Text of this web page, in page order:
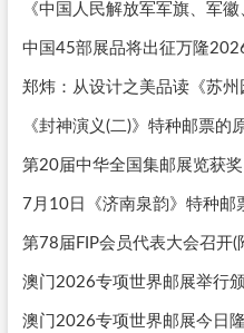
《中国人民解放军军旗、军
中国45部展品将出征万隆
郑炜：从设计之美品读《苏
《封神演义(二)》特种邮票的
第20届中华全国集邮展览获
7月10日《济南泉韵》特种邮
第78届FIP会员代表大会召开
澳门2026专项世界邮展举行
澳门2026专项世界邮展今日